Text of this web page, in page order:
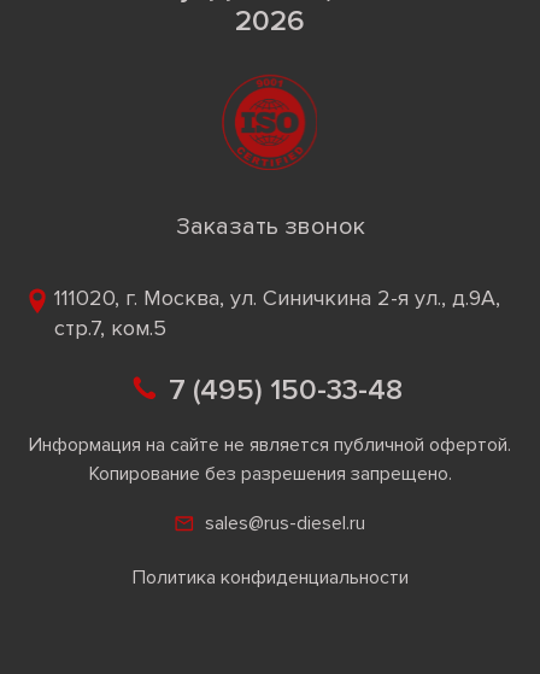
2026
Заказать звонок
111020, г. Москва, ул. Синичкина 2-я ул., д.9А,
стр.7, ком.5
7 (495) 150-33-48
Информация на сайте не является публичной офертой.
Копирование без разрешения запрещено.
sales@rus-diesel.ru
Политика конфиденциальности